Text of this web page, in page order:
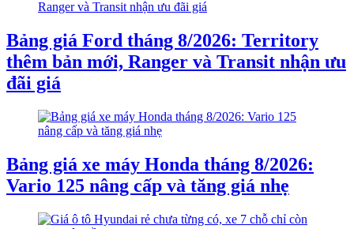
Bảng giá Ford tháng 8/2026: Territory
thêm bản mới, Ranger và Transit nhận ưu
đãi giá
Bảng giá xe máy Honda tháng 8/2026:
Vario 125 nâng cấp và tăng giá nhẹ